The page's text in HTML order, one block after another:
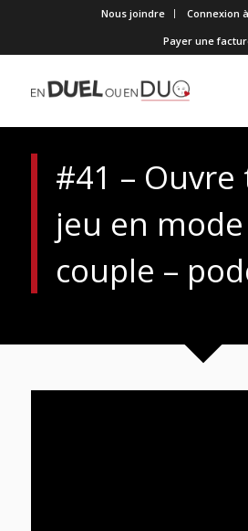
Nous joindre
Connexion
Payer une
#41 – Ouvre
jeu en mode
couple –